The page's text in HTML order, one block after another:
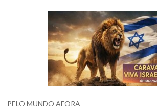
PELO MUNDO AFORA